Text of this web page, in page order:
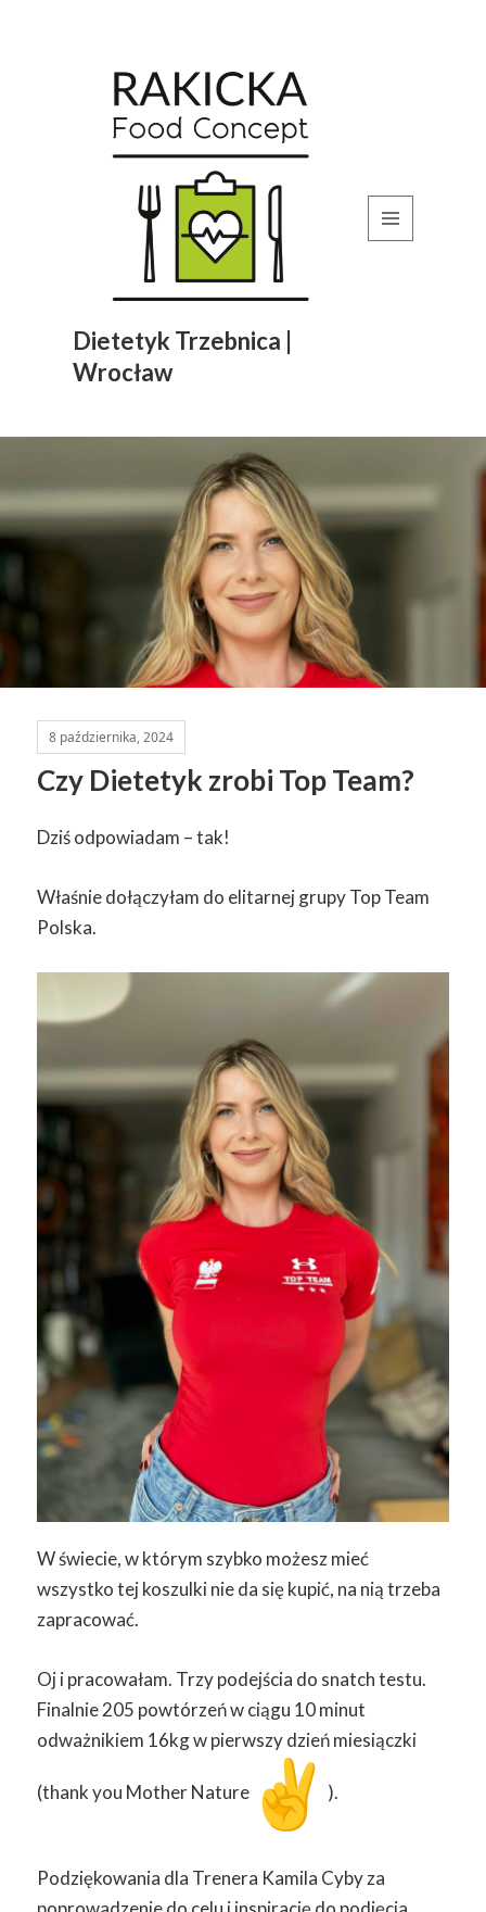
Dietetyk Trzebnica |
Wrocław
8 października, 2024
Czy Dietetyk zrobi Top Team?
Dziś odpowiadam – tak!
Właśnie dołączyłam do elitarnej grupy Top Team
Polska.
W świecie, w którym szybko możesz mieć
wszystko tej koszulki nie da się kupić, na nią trzeba
zapracować.
Oj i pracowałam. Trzy podejścia do snatch testu.
Finalnie 205 powtórzeń w ciągu 10 minut
odważnikiem 16kg w pierwszy dzień miesiączki
(thank you Mother Nature ).
Podziękowania dla Trenera Kamila Cyby za